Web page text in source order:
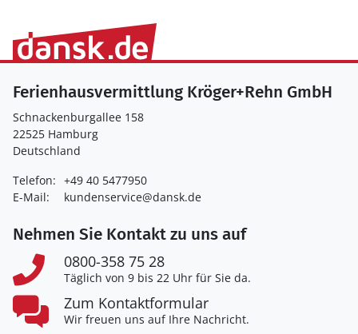
Ferienhausvermittlung Kröger+Rehn GmbH
Schnackenburgallee 158
22525 Hamburg
Deutschland
Telefon: +49 40 5477950
E-Mail:
kundenservice@dansk.de
Nehmen Sie Kontakt zu uns auf
0800-358 75 28
Täglich von 9 bis 22 Uhr für Sie da.
Zum Kontaktformular
Wir freuen uns auf Ihre Nachricht.